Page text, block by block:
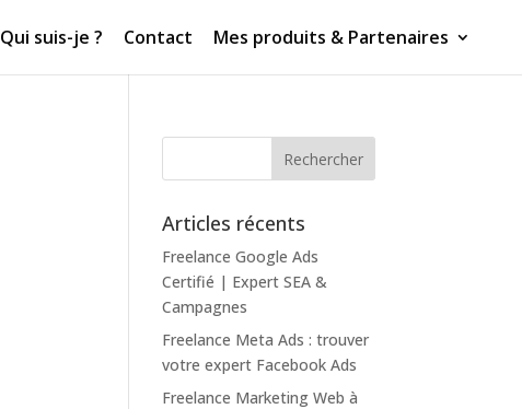
Qui suis-je ? Contact Mes produits & Partenaires
Articles récents
Freelance Google Ads
Certifié | Expert SEA &
Campagnes
Freelance Meta Ads : trouver
votre expert Facebook Ads
Freelance Marketing Web à